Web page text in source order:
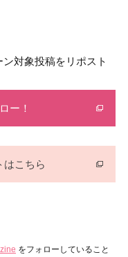
対象投稿をリポスト
ー！
はこちら
をフォローしていること